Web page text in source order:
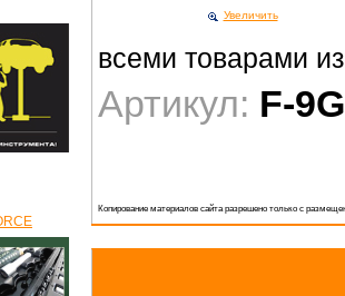
Увеличить
всеми товарами
Артикул: F-
Копирование материалов сайта разрешено только с